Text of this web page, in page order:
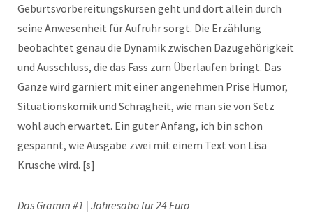
Geburtsvorbereitungskursen geht und dort allein durch
seine Anwesenheit für Aufruhr sorgt. Die Erzählung
beobachtet genau die Dynamik zwischen Dazugehörigkeit
und Ausschluss, die das Fass zum Überlaufen bringt. Das
Ganze wird garniert mit einer angenehmen Prise Humor,
Situationskomik und Schrägheit, wie man sie von Setz
wohl auch erwartet. Ein guter Anfang, ich bin schon
gespannt, wie Ausgabe zwei mit einem Text von Lisa
Krusche wird. [s]
Das Gramm #1 | Jahresabo für 24 Euro